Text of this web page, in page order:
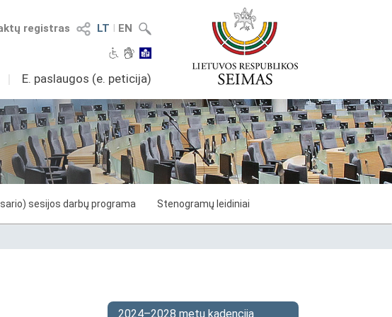
LT I EN
registras
I E. paslaugos (e. peticija)
sesijos darbų programa Stenogramų leidiniai
2024–2028 metų kadencija